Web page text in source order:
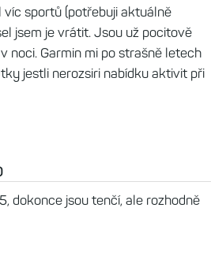
víc sportů (potřebuji aktuálně
jsem je vrátit. Jsou už pocitově
noci. Garmin mi po strašně letech
jestli nerozsiri nabídku aktivit při
dokonce jsou tenčí, ale rozhodně